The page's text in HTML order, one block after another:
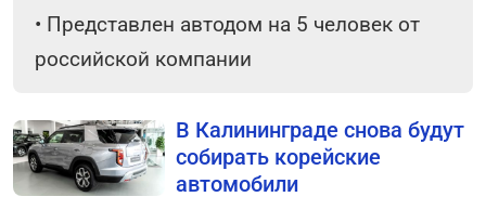
• Представлен автодом на 5 человек от
российской компании
В Калининграде снова будут
собирать корейские
автомобили